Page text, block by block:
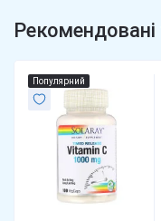
Рекомендовані
Популярний